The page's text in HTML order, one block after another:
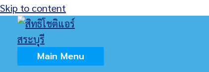
Skip to content
Main Menu
Home เกี่ยวกับเรา